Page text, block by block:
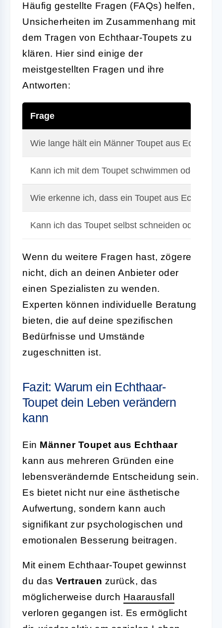
Häufig gestellte Fragen (FAQs) helfen,
Unsicherheiten im Zusammenhang mit
dem Tragen von Echthaar-Toupets zu
klären. Hier sind einige der
meistgestellten Fragen und ihre
Antworten:
Frage
Wie lange hält ein Männer Toupet aus
Kann ich mit dem Toupet schwimmen oder
Wie erkenne ich, dass ein Toupet aus Echthaar
Kann ich das Toupet selbst schneiden oder
Wenn du weitere Fragen hast, zögere
nicht, dich an deinen Anbieter oder
einen Spezialisten zu wenden.
Experten können individuelle Beratung
bieten, die auf deine spezifischen
Bedürfnisse und Umstände
zugeschnitten ist.
Fazit: Warum ein Echthaar-
Toupet dein Leben verändern
kann
Ein Männer Toupet aus Echthaar
kann aus mehreren Gründen eine
lebensverändernde Entscheidung sein.
Es bietet nicht nur eine ästhetische
Aufwertung, sondern kann auch
signifikant zur psychologischen und
emotionalen Besserung beitragen.
Mit einem Echthaar-Toupet gewinnst
du das Vertrauen zurück, das
möglicherweise durch Haarausfall
verloren gegangen ist. Es ermöglicht